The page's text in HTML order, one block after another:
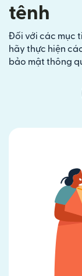
tênh
Đối với các mục
hãy thực hiện
bảo mật thông